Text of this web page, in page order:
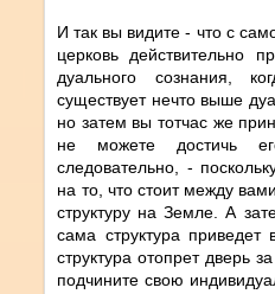
И так вы видите - что с
церковь действительно
дуального сознания,
существует нечто выше
но затем вы тотчас же
не можете достичь
следовательно, -
на то, что стоит между
структуру на Земле. А
сама структура
структура отопрет дверь
подчините свою